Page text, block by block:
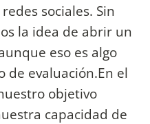
sociales. Sin
la idea de abrir un
eso es algo
de evaluación.En el
objetivo
capacidad de